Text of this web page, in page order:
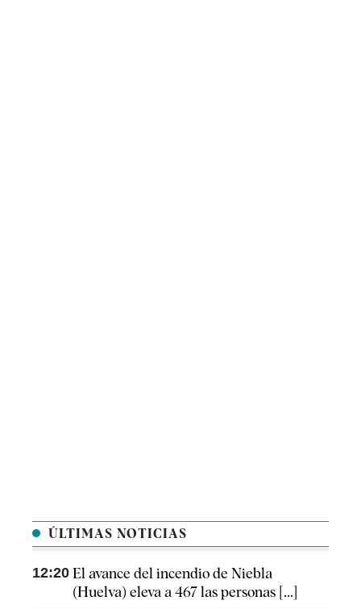
ÚLTIMAS NOTICIAS
12:20 El avance del incendio de Niebla
(Huelva) eleva a 467 las personas [...]